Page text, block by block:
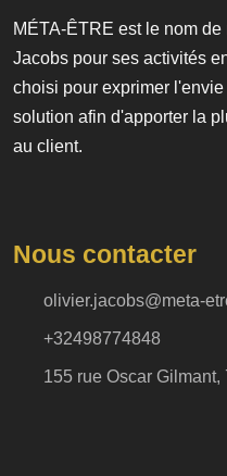
MÉTA-ÊTRE est le nom
Jacobs pour ses activités
choisi pour exprimer
solution afin d'apporter la
au client.
Nous contacter
olivier.jacobs@meta-
+32498774848
155 rue Oscar